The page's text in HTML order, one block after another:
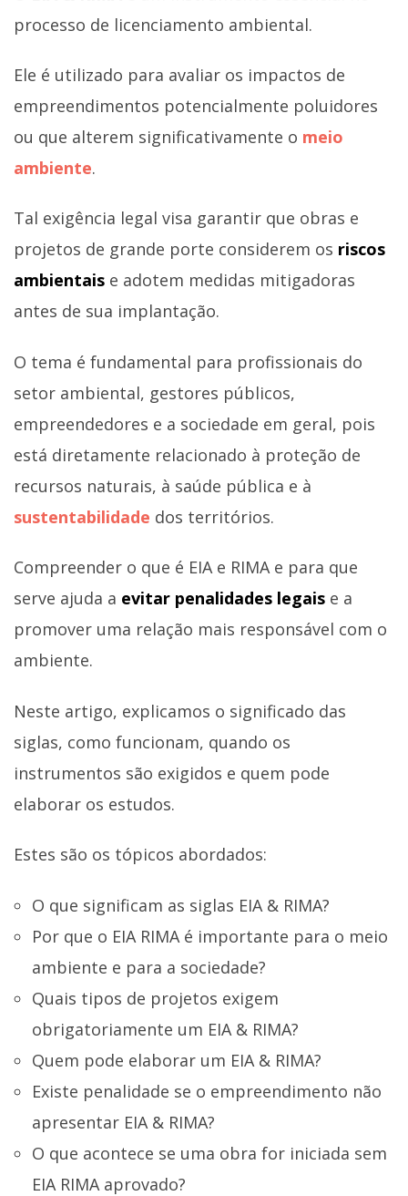
processo de licenciamento ambiental.
Ele é utilizado para avaliar os impactos de
empreendimentos potencialmente poluidores
ou que alterem significativamente o meio
ambiente.
Tal exigência legal visa garantir que obras e
projetos de grande porte considerem os riscos
ambientais e adotem medidas mitigadoras
antes de sua implantação.
O tema é fundamental para profissionais do
setor ambiental, gestores públicos,
empreendedores e a sociedade em geral, pois
está diretamente relacionado à proteção de
recursos naturais, à saúde pública e à
sustentabilidade dos territórios.
Compreender o que é EIA e RIMA e para que
serve ajuda a evitar penalidades legais e a
promover uma relação mais responsável com o
ambiente.
Neste artigo, explicamos o significado das
siglas, como funcionam, quando os
instrumentos são exigidos e quem pode
elaborar os estudos.
Estes são os tópicos abordados:
O que significam as siglas EIA & RIMA?
Por que o EIA RIMA é importante para o meio
ambiente e para a sociedade?
Quais tipos de projetos exigem
obrigatoriamente um EIA & RIMA?
Quem pode elaborar um EIA & RIMA?
Existe penalidade se o empreendimento não
apresentar EIA & RIMA?
O que acontece se uma obra for iniciada sem
EIA RIMA aprovado?